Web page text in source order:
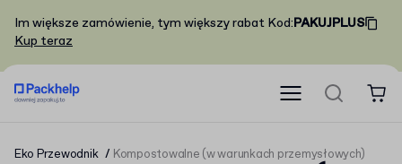
Im większe zamówienie, tym większy rabat Kod:PAKUJPLUS
Kup teraz
Eko Przewodnik Kompostowalne (w warunkach przemysłowych)